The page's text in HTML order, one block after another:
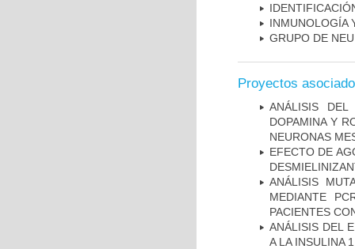
INMUNOLOGÍA
GRUPO DE
Proyectos
ANÁLISIS
DOPAMINA Y
NEURONAS
EFECTO DE
ANÁLISIS
MEDIANTE
PACIENTES
ANÁLISIS DEL
A LA INSULINA